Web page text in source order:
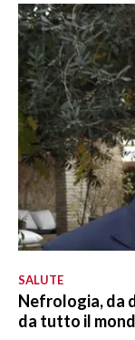
SALUTE
Nefrologia, da
da tutto il